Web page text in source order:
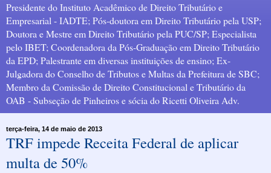
Presidente do Instituto Acadêmico de Direito Tributário e
Empresarial - IADTE; Pós-doutora em Direito Tributário pela USP;
Doutora e Mestre em Direito Tributário pela PUC/SP; Especialista
pelo IBET; Coordenadora da Pós-Graduação em Direito Tributário
da EPD; Palestrante em diversas instituições de ensino; Ex-
Julgadora do Conselho de Tributos e Multas da Prefeitura de SBC;
Membro da Comissão de Direito Constitucional e Tributário da
OAB - Subseção de Pinheiros e sócia do Ricetti Oliveira Adv.
terça-feira, 14 de maio de 2013
TRF impede Receita Federal de aplicar
multa de 50%